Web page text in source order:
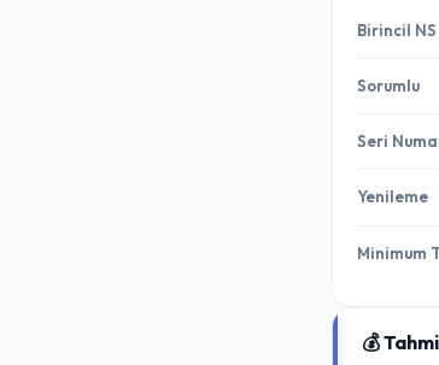
Birincil NS
Sorumlu
Seri
Yenileme
Minimum
💰